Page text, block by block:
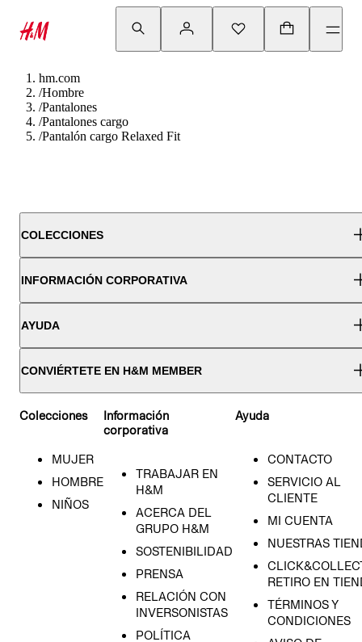
hm.com
/Hombre
/Pantalones
/Pantalones cargo
/Pantalón cargo Relaxed Fit
COLECCIONES
INFORMACIÓN CORPORATIVA
AYUDA
CONVIÉRTETE EN H&M MEMBER
Colecciones
MUJER
HOMBRE
NIÑOS
Información
corporativa
TRABAJAR EN
H&M
ACERCA DEL
GRUPO H&M
SOSTENIBILIDAD
PRENSA
RELACIÓN CON
INVERSONISTAS
POLÍTICA
Ayuda
CONTACTO
SERVICIO AL
CLIENTE
MI CUENTA
NUESTRAS
RETIRO EN
TÉRMINOS Y
CONDICIONES